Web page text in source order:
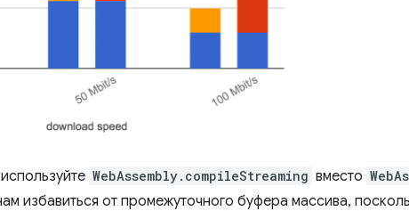
WebAssembly.compileStreaming вместо
избавиться от промежуточного буфера массива,